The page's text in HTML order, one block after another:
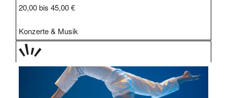
20,00 bis 45,00 €
Konzerte & Musik
TAGE